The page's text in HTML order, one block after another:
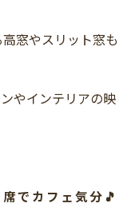
窓やスリット窓も
やインテリアの映
でカフェ気分🎵